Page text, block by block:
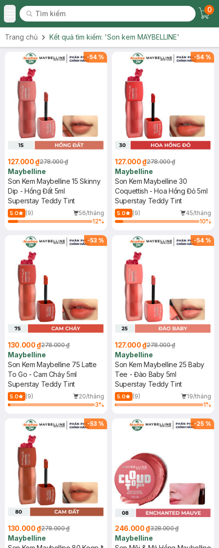
Toggle Menu
Tìm kiếm
Tìm kiếm
0
Trang chủ Kết quả tìm kiếm: 'Son kem MAYBELLINE'
-54 %
127.000 ₫278.000 ₫
Maybelline
Son Kem Maybelline 15 Skinny
Dip - Hồng Đất 5ml
Superstay Teddy Tint
5.0 (9)
56/tháng
12%
-54 %
127.000 ₫278.000 ₫
Maybelline
Son Kem Maybelline 30
Coquettish - Hoa Hồng Đỏ 5ml
Superstay Teddy Tint
5.0 (9)
45/tháng
10%
-53 %
130.000 ₫278.000 ₫
Maybelline
Son Kem Maybelline 75 Latte
To Go - Cam Cháy 5ml
Superstay Teddy Tint
5.0 (9)
20/tháng
3%
-54 %
127.000 ₫278.000 ₫
Maybelline
Son Kem Maybelline 25 Baby
Tee - Đào Baby 5ml
Superstay Teddy Tint
5.0 (9)
19/tháng
1%
-53 %
130.000 ₫278.000 ₫
Maybelline
-25 %
246.000 ₫328.000 ₫
Maybelline